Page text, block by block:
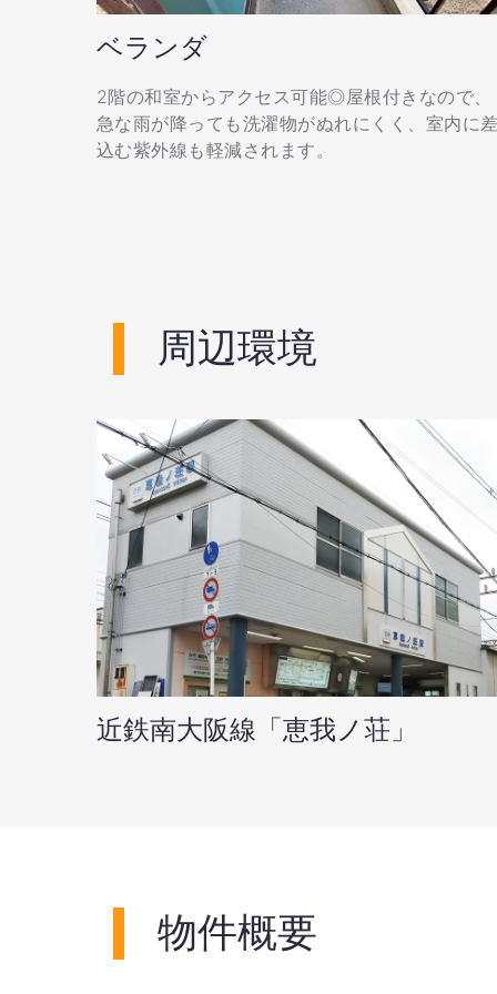
ベランダ
2階の和室からアクセス可能◎屋根付きなので、
急な雨が降っても洗濯物がぬれにくく、室内に
込む紫外線も軽減されます。
周辺環境
近鉄南大阪線「恵我ノ荘」
物件概要